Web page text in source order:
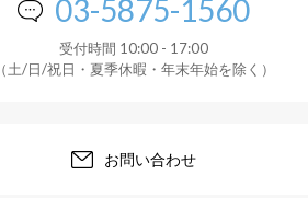
03-5875-1560
受付時間 10:00 - 17:00
（土/日/祝日・夏季休暇・年末年始を除く）
お問い合わせ